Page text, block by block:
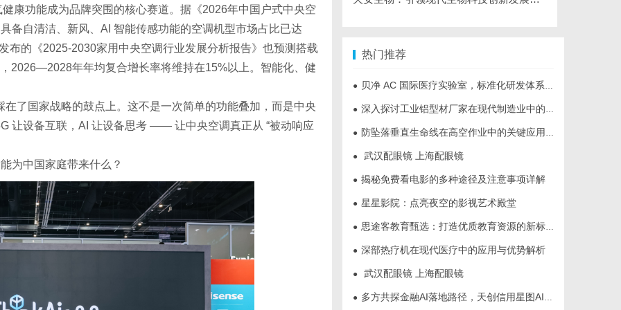
康功能成为品牌突围的核心赛道。据《2026年中国户式中央空
备自清洁、新风、AI 智能传感功能的空调机型市场占比已达
布的《2025-2030家用中央空调行业发展分析报告》也预测搭载
2026—2028年年均复合增长率将维持在15%以上。智能化、健
了国家战略的鼓点上。这不是一次简单的功能叠加，而是中央
让设备互联，AI 让设备思考 —— 让中央空调真正从 “被动响应
为中国家庭带来什么？
热门推荐
● 贝净 AC 国际医疗实验室，标准化研发体系全解析
● 深入探讨工业铝型材厂家在现代制造业中的重要角色与发展趋势
● 防坠落垂直生命线在高空作业中的关键应用与安全保障
● 武汉配眼镜 上海配眼镜
● 揭秘免费看电影的多种途径及注意事项详解
● 星星影院：点亮夜空的影视艺术殿堂
● 思途客教育甄选：打造优质教育资源的新标杆
● 深部热疗机在现代医疗中的应用与优势解析
● 武汉配眼镜 上海配眼镜
● 多方共探金融AI落地路径，天创信用星图AI助力产业金融智能升级